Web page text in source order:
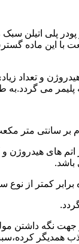
با این ماده
و تعداد
اتیلن های با دانسیته
باشد.
کمتر از
نگه داشتن
همدیگر